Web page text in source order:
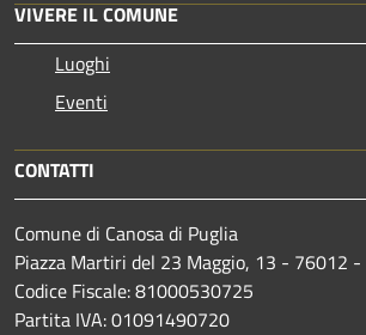
VIVERE IL COMUNE
Luoghi
Eventi
CONTATTI
Comune di Canosa di Puglia
Piazza Martiri del 23 Maggio, 13 - 76012 -
Codice Fiscale: 81000530725
Partita IVA: 01091490720